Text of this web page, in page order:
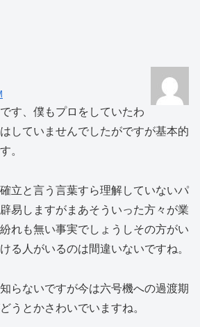
す、僕もプロをしていたわ
していませんでしたがですが基本的
。
立と言う言葉すら理解していないパ
易しますがまあそういった方々が業
れも無い事実でしょうしその方がい
る人がいるのは間違いないですね。
らないですが今は六号機への過渡期
うとかさわいでいますね。